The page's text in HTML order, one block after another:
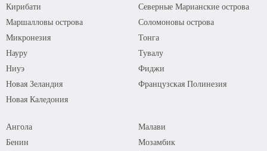
Кирибати
Маршалловы острова
Микронезия
Науру
Ниуэ
Новая Зеландия
Новая Каледония
Северные Марианские острова
Соломоновы острова
Тонга
Тувалу
Фиджи
Французская Полинезия
Ангола
Бенин
Малави
Мозамбик